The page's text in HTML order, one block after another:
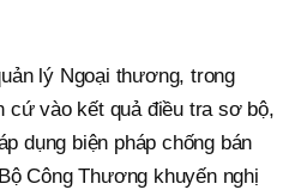
lý Ngoại thương, trong
cứ vào kết quả điều tra sơ bộ,
dụng biện pháp chống bán
Công Thương khuyến nghị